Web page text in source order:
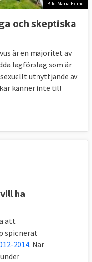
Bild: Maria Eklind
och skeptiska
är en majoritet av
lagförslag som är
utnyttjande av
känner inte till
ha
att
spionerat
2014. När